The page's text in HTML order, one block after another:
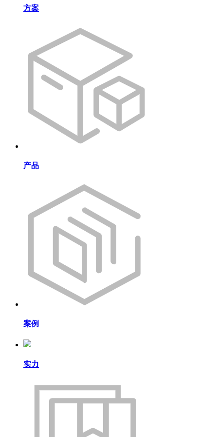
方案
产品
案例
实力